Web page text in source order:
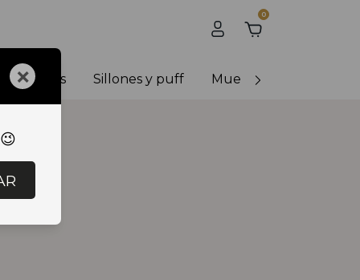
0
Sillones y puff Muebles de exterior
×